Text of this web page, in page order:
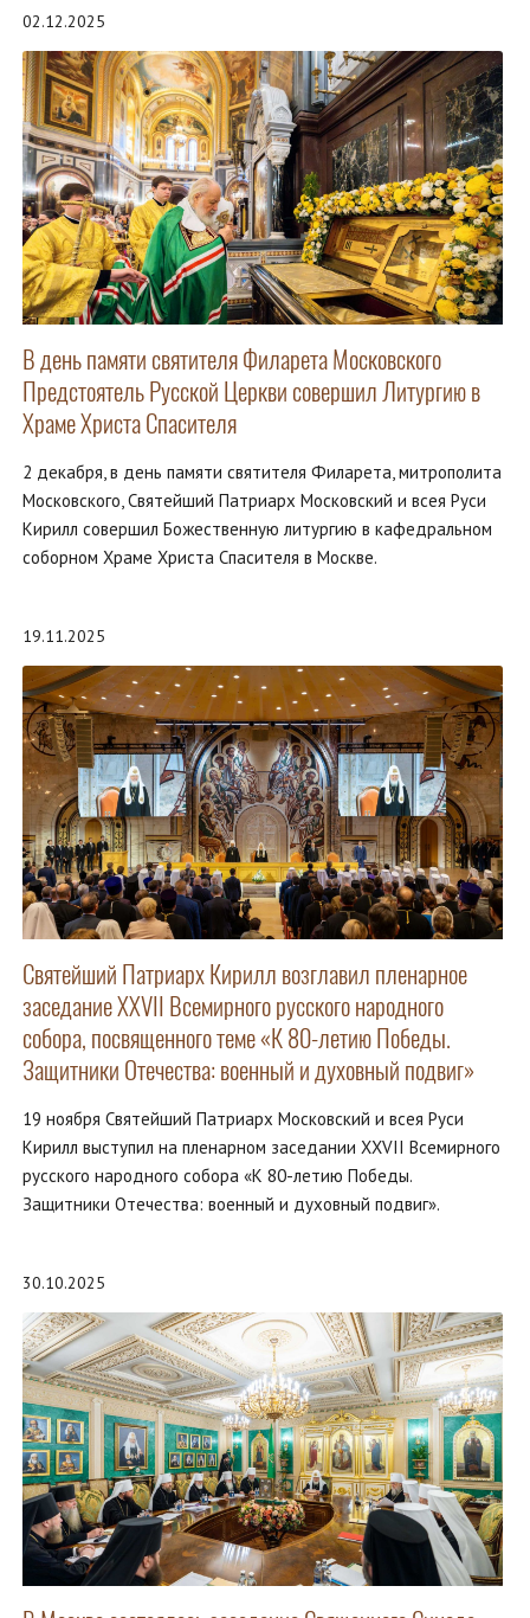
02.12.2025
В день памяти святителя Филарета Московского
Предстоятель Русской Церкви совершил Литургию в
Храме Христа Спасителя
2 декабря, в день памяти святителя Филарета, митрополита
Московского, Святейший Патриарх Московский и всея Руси
Кирилл совершил Божественную литургию в кафедральном
соборном Храме Христа Спасителя в Москве.
19.11.2025
Святейший Патриарх Кирилл возглавил пленарное
заседание XXVII Всемирного русского народного
собора, посвященного теме «К 80-летию Победы.
Защитники Отечества: военный и духовный подвиг»
19 ноября Святейший Патриарх Московский и всея Руси
Кирилл выступил на пленарном заседании XXVII Всемирного
русского народного собора «К 80-летию Победы.
Защитники Отечества: военный и духовный подвиг».
30.10.2025